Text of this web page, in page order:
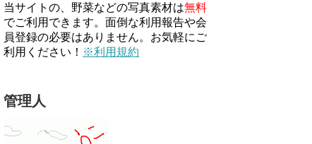
当サイトの、野菜などの写真素材は無料
でご利用できます。面倒な利用報告や会
員登録の必要はありません。お気軽にご
利用ください！ ※利用規約
管理人